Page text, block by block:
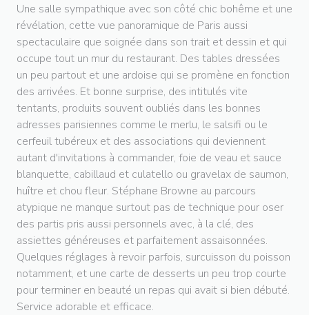
Une salle sympathique avec son côté chic bohême et une
révélation, cette vue panoramique de Paris aussi
spectaculaire que soignée dans son trait et dessin et qui
occupe tout un mur du restaurant. Des tables dressées
un peu partout et une ardoise qui se promène en fonction
des arrivées. Et bonne surprise, des intitulés vite
tentants, produits souvent oubliés dans les bonnes
adresses parisiennes comme le merlu, le salsifi ou le
cerfeuil tubéreux et des associations qui deviennent
autant d'invitations à commander, foie de veau et sauce
blanquette, cabillaud et culatello ou gravelax de saumon,
huître et chou fleur. Stéphane Browne au parcours
atypique ne manque surtout pas de technique pour oser
des partis pris aussi personnels avec, à la clé, des
assiettes généreuses et parfaitement assaisonnées.
Quelques réglages à revoir parfois, surcuisson du poisson
notamment, et une carte de desserts un peu trop courte
pour terminer en beauté un repas qui avait si bien débuté.
Service adorable et efficace.